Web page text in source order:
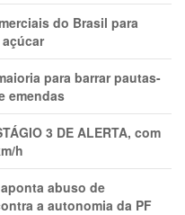
do Brasil para
para barrar pautas-
emendas
3 DE ALERTA, com
h
abuso de
a autonomia da PF